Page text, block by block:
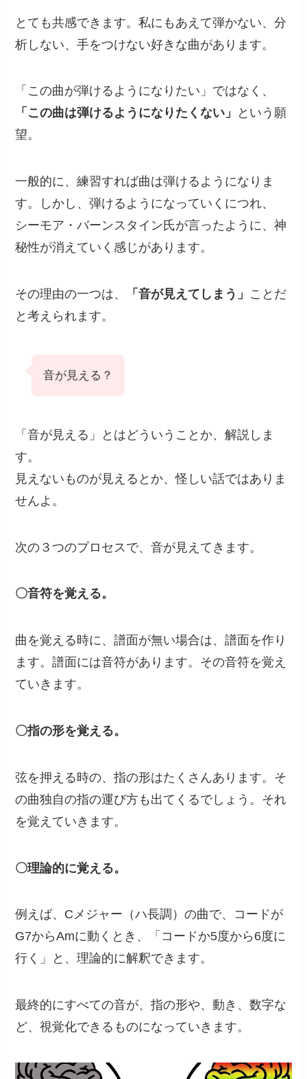
とても共感できます。私にもあえて弾かない、分
析しない、手をつけない好きな曲があります。
「この曲が弾けるようになりたい」ではなく、
「この曲は弾けるようになりたくない」
という願
望。
一般的に、練習すれば曲は弾けるようになりま
す。しかし、弾けるようになっていくにつれ、
シーモア・バーンスタイン氏が言ったように、神
秘性が消えていく感じがあります。
その理由の一つは、 「音が見えてしまう」 ことだ
と考えられます。
音が見える？
「音が見える」とはどういうことか、解説しま
す。
見えないものが見えるとか、怪しい話ではありま
せんよ。
次の３つのプロセスで、音が見えてきます。
〇音符を覚える。
曲を覚える時に、譜面が無い場合は、譜面を作り
ます。譜面には音符があります。その音符を覚え
ていきます。
〇指の形を覚える。
弦を押える時の、指の形はたくさんあります。そ
の曲独自の指の運び方も出てくるでしょう。それ
を覚えていきます。
〇理論的に覚える。
例えば、Cメジャー（ハ長調）の曲で、コードが
G7からAmに動くとき、「コードか5度から6度に
行く」と、理論的に解釈できます。
最終的にすべての音が、指の形や、動き、数字な
ど、視覚化できるものになっていきます。